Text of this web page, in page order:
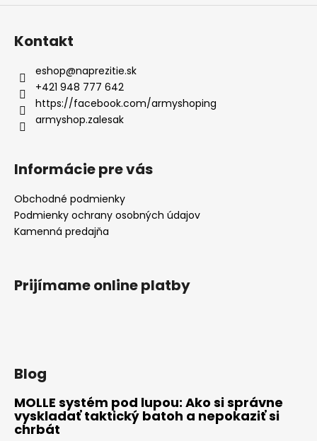
Kontakt
eshop@naprezitie.sk
+421 948 777 642
https://facebook.com/armyshoping
armyshop.zalesak
Informácie pre vás
Obchodné podmienky
Podmienky ochrany osobných údajov
Kamenná predajňa
Prijímame online platby
Blog
MOLLE systém pod lupou: Ako si správne
vyskladať taktický batoh a nepokaziť si
chrbát